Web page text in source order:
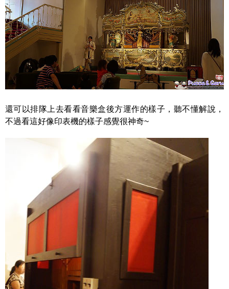
還可以排隊上去看看音樂盒後方運作的樣子，聽不懂解說，
不過看這好像印表機的樣子感覺很神奇~